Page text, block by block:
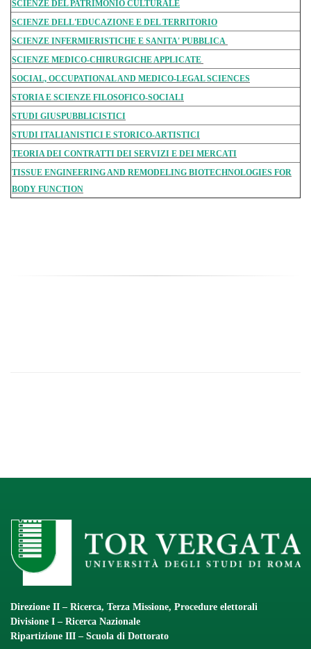
SCIENZE DEL PATRIMONIO CULTURALE
SCIENZE DELL'EDUCAZIONE E DEL TERRITORIO
SCIENZE INFERMIERISTICHE E SANITA' PUBBLICA
SCIENZE MEDICO-CHIRURGICHE APPLICATE
SOCIAL, OCCUPATIONAL AND MEDICO-LEGAL SCIENCES
STORIA E SCIENZE FILOSOFICO-SOCIALI
STUDI GIUSPUBBLICISTICI
STUDI ITALIANISTICI E STORICO-ARTISTICI
TEORIA DEI CONTRATTI DEI SERVIZI E DEI MERCATI
TISSUE ENGINEERING AND REMODELING BIOTECHNOLOGIES FOR
BODY FUNCTION
Direzione II – Ricerca, Terza Missione, Procedure elettorali
Divisione I – Ricerca Nazionale
Ripartizione III – Scuola di Dottorato